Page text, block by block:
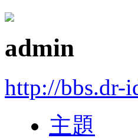
admin
http://bbs.dr-
主題